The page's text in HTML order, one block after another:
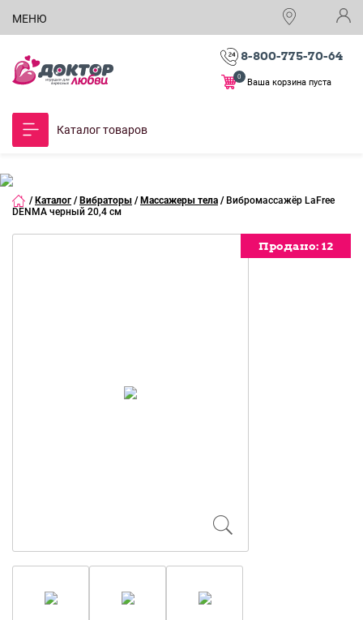
МЕНЮ
8-800-775-70-64
Ваша корзина пуста
0
Каталог товаров
/ Каталог / Вибраторы / Массажеры тела / Вибромассажёр LaFree
DENMA черный 20,4 см
Продано: 12
Продано: 12
Продано: 12